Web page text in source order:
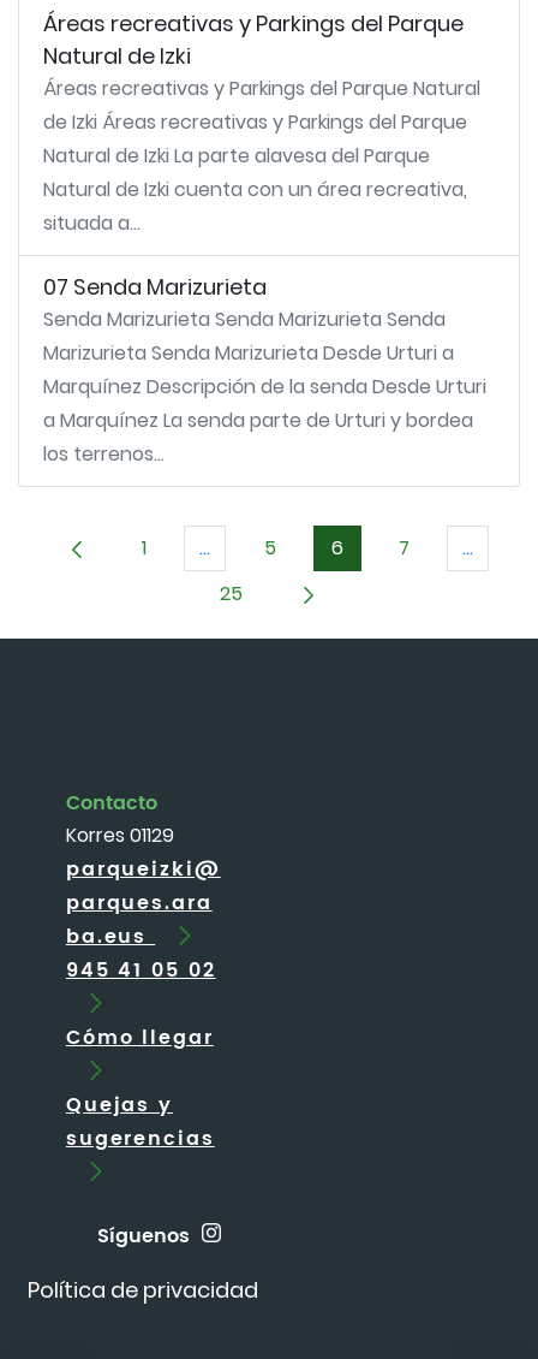
Áreas recreativas y Parkings del Parque
Natural de Izki
Áreas recreativas y Parkings del Parque Natural
de Izki Áreas recreativas y Parkings del Parque
Natural de Izki La parte alavesa del Parque
Natural de Izki cuenta con un área recreativa,
situada a...
07 Senda Marizurieta
Senda Marizurieta Senda Marizurieta Senda
Marizurieta Senda Marizurieta Desde Urturi a
Marquínez Descripción de la senda Desde Urturi
a Marquínez La senda parte de Urturi y bordea
los terrenos...
Página
1 ...Páginas intermedias Use TAB para
Página
5 Página
6 Página
7 ...
Página
25
Política de privacidad
Contacto
Korres 01129
parqueizki@
parques.ara
ba.eus
945 41 05 02
Cómo llegar
Quejas y
sugerencias
Síguenos